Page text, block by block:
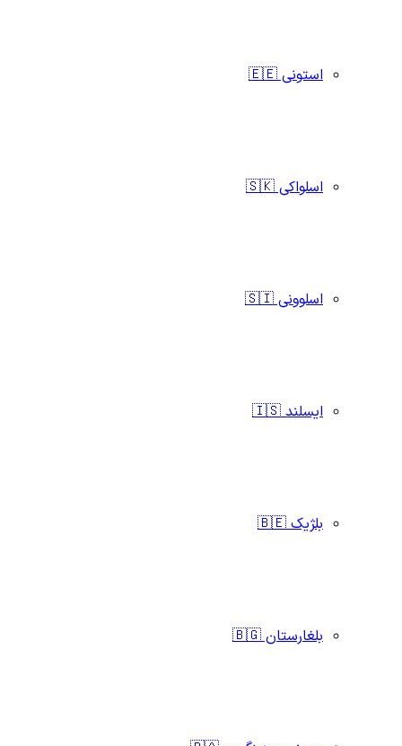
استونی 🇪🇪
اسلواکی 🇸🇰
اسلوونی 🇸🇮
ایسلند 🇮🇸
بلژیک 🇧🇪
بلغارستان 🇧🇬